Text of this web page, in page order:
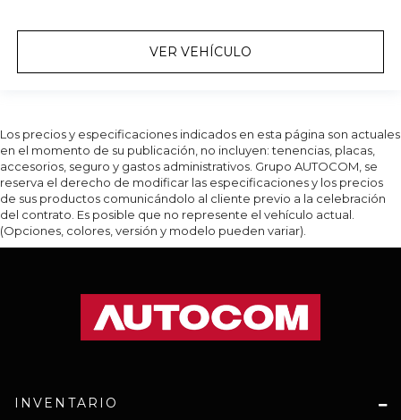
VER VEHÍCULO
Los precios y especificaciones indicados en esta página son actuales
en el momento de su publicación, no incluyen: tenencias, placas,
accesorios, seguro y gastos administrativos. Grupo AUTOCOM, se
reserva el derecho de modificar las especificaciones y los precios
de sus productos comunicándolo al cliente previo a la celebración
del contrato. Es posible que no represente el vehículo actual.
(Opciones, colores, versión y modelo pueden variar).
INVENTARIO